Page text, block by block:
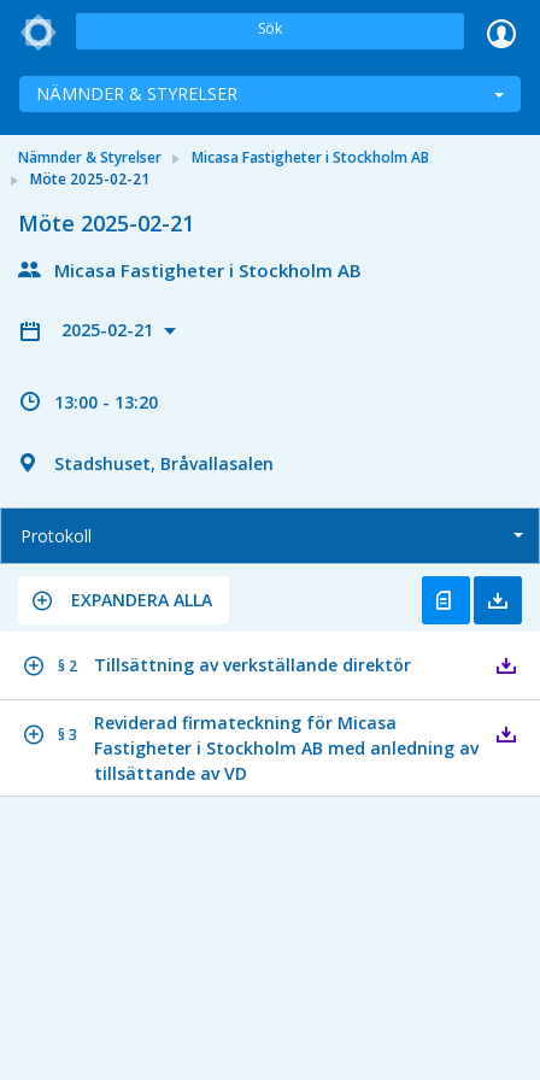
Sök
NÄMNDER & STYRELSER
Nämnder & Styrelser
Micasa Fastigheter i Stockholm AB
Möte 2025-02-21
Möte 2025-02-21
Micasa Fastigheter i Stockholm AB
2025-02-21
13:00 - 13:20
Stadshuset, Bråvallasalen
Protokoll
EXPANDERA ALLA
§ 2 Tillsättning av verkställande direktör
§ 3
Reviderad firmateckning för Micasa
Fastigheter i Stockholm AB med anledning av
tillsättande av VD